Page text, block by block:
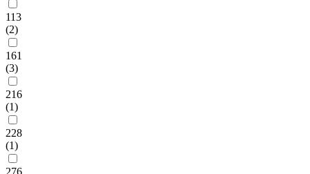
113
(2)
161
(3)
216
(1)
228
(1)